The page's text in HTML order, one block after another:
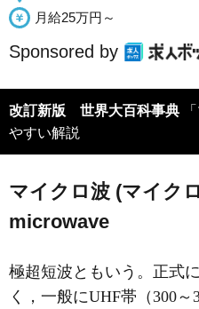
月給25万円～
Sponsored by
改訂新版 世界大百科事典
やすい解説
マイクロ波 (マイク
microwave
極超短波ともいう。正式
く，一般にUHF帯（300